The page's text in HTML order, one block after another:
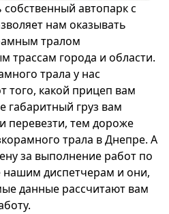
автопарк с
нам оказывать
тралом
трассам города и области.
трала у нас
того, какой прицеп вам
габаритный груз вам
перевезти, тем дороже
трала в Днепре. А
за выполнение работ по
нашим диспетчерам и они,
данные рассчитают вам